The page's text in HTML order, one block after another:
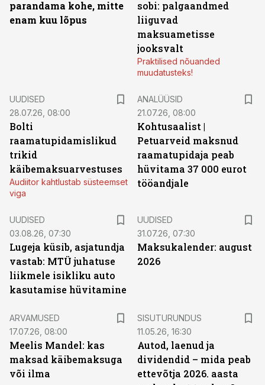
parandama kohe, mitte
enam kuu lõpus
sobi: palgaandmed
liiguvad
maksuametisse
jooksvalt
Praktilised nõuanded
muudatusteks!
UUDISED
28.07.26, 08:00
Bolti
raamatupidamislikud
trikid
käibemaksuarvestuses
Audiitor kahtlustab süsteemset
viga
ANALÜÜSID
21.07.26, 08:00
Kohtusaalist |
Petuarveid maksnud
raamatupidaja peab
hüvitama 37 000 eurot
tööandjale
UUDISED
03.08.26, 07:30
Lugeja küsib, asjatundja
vastab: MTÜ juhatuse
liikmele isikliku auto
kasutamise hüvitamine
UUDISED
31.07.26, 07:30
Maksukalender: august
2026
ARVAMUSED
17.07.26, 08:00
Meelis Mandel: kas
maksad käibemaksuga
või ilma
SISUTURUNDUS
11.05.26, 16:30
Autod, laenud ja
dividendid – mida peab
ettevõtja 2026. aasta